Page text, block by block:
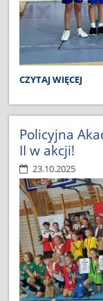
DOBRY
W
UNIHOKEJOWYCH
MISTRZOSTWACH
POWIATU:
CZYTAJ WIĘCEJ
Policyjna
II w akcji!
23.10.2025